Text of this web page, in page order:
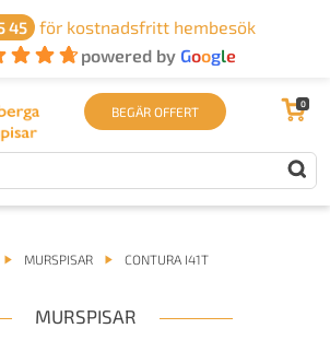
45
för kostnadsfritt hembesök
powered by Google
BEGÄR OFFERT 0
MURSPISAR CONTURA I41T
MURSPISAR